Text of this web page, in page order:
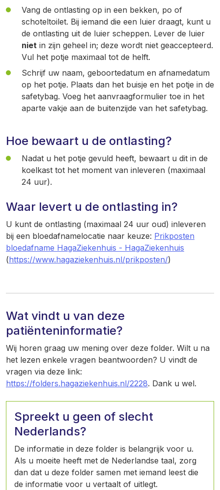
Vang de ontlasting op in een bekken, po of
schoteltoilet. Bij iemand die een luier draagt, kunt u
de ontlasting uit de luier scheppen. Lever de luier
niet in zijn geheel in; deze wordt niet geaccepteerd.
Vul het potje maximaal tot de helft.
Schrijf uw naam, geboortedatum en afnamedatum
op het potje. Plaats dan het buisje en het potje in de
safetybag. Voeg het aanvraagformulier toe in het
aparte vakje aan de buitenzijde van het safetybag.
Hoe bewaart u de ontlasting?
Nadat u het potje gevuld heeft, bewaart u dit in de
koelkast tot het moment van inleveren (maximaal
24 uur).
Waar levert u de ontlasting in?
U kunt de ontlasting (maximaal 24 uur oud) inleveren
bij een bloedafnamelocatie naar keuze: Prikposten
bloedafname HagaZiekenhuis - HagaZiekenhuis
(https://www.hagaziekenhuis.nl/prikposten/)
Wat vindt u van deze
patiënteninformatie?
Wij horen graag uw mening over deze folder. Wilt u na
het lezen enkele vragen beantwoorden? U vindt de
vragen via deze link:
https://folders.hagaziekenhuis.nl/2228. Dank u wel.
Spreekt u geen of slecht
Nederlands?
De informatie in deze folder is belangrijk voor u.
Als u moeite heeft met de Nederlandse taal, zorg
dan dat u deze folder samen met iemand leest die
de informatie voor u vertaalt of uitlegt.